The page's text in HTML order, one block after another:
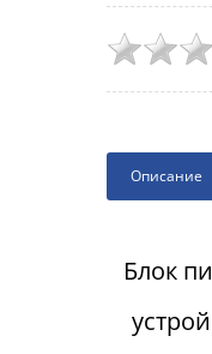
Описание
Блок